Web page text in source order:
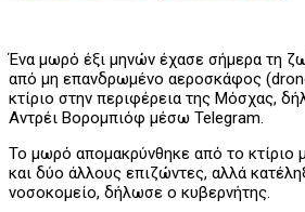
Ένα μωρό έξι μηνών έχασε σήμερα τη
από μη επανδρωμένο αεροσκάφος
κτίριο στην περιφέρεια της Μόσχας,
Αντρέι Βορομπιόφ μέσω Telegram.
Το μωρό απομακρύνθηκε από το κτίριο
και δύο άλλους επιζώντες, αλλά
νοσοκομείο, δήλωσε ο κυβερνήτης.